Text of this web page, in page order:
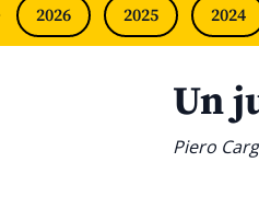
2026 2025 2024
Un
Piero